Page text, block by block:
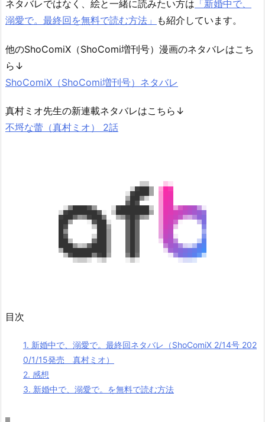
ネタバレではなく、絵と一緒に読みたい方は 「新婚中で、
溺愛で。最終回を無料で読む方法」 も紹介しています。
他のShoComiX（ShoComi増刊号）漫画のネタバレはこち
ら↓
ShoComiX（ShoComi増刊号）ネタバレ
真村ミオ先生の新連載ネタバレはこちら↓
不埒な蕾（真村ミオ） 2話
目次
1. 新婚中で、溺愛で。最終回ネタバレ（ShoComiX 2/14号 202
0/1/15発売 真村ミオ）
2. 感想
3. 新婚中で、溺愛で。を無料で読む方法